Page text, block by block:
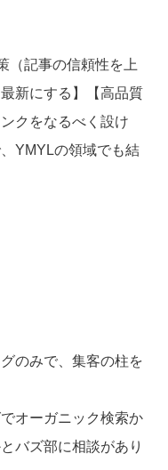
（記事の信頼性を上
新にする】【高品質
クをなるべく設け
YMYLの領域でも結
のみで、集客の柱を
オーガニック検索か
バズ部に相談があり